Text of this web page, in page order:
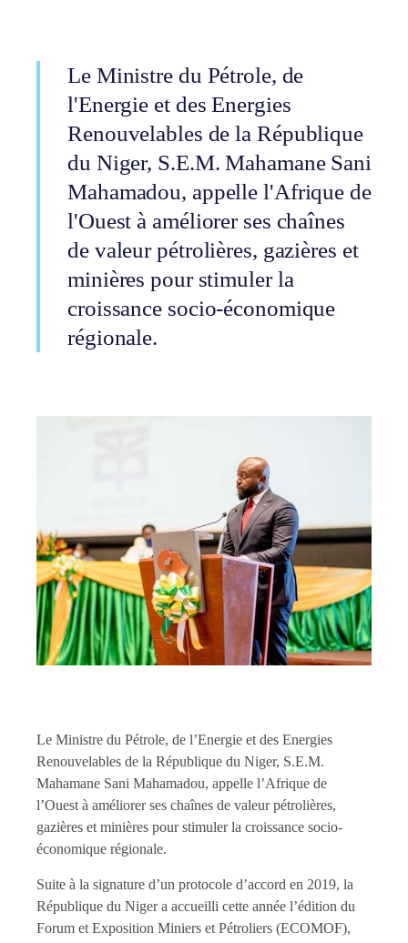
Le Ministre du Pétrole, de
l'Energie et des Energies
Renouvelables de la République
du Niger, S.E.M. Mahamane Sani
Mahamadou, appelle l'Afrique de
l'Ouest à améliorer ses chaînes
de valeur pétrolières, gazières et
minières pour stimuler la
croissance socio-économique
régionale.
Le Ministre du Pétrole, de l’Energie et des Energies
Renouvelables de la République du Niger, S.E.M.
Mahamane Sani Mahamadou, appelle l’Afrique de
l’Ouest à améliorer ses chaînes de valeur pétrolières,
gazières et minières pour stimuler la croissance socio-
économique régionale.
Suite à la signature d’un protocole d’accord en 2019, la
République du Niger a accueilli cette année l’édition du
Forum et Exposition Miniers et Pétroliers (ECOMOF),